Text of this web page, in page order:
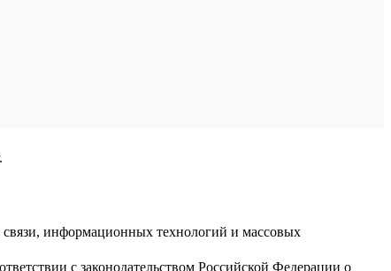
информационных технологий и массовых
с законодательством Российской Федерации о